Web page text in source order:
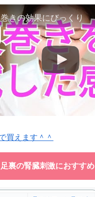
きの効果にびっくり
買えます＾＾
裏の腎臓刺激におすすめ